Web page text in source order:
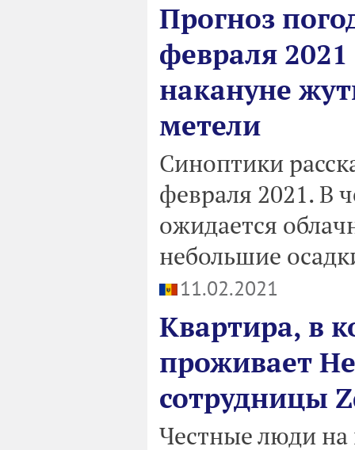
Прогноз
февраля
накануне
метели
Синоптики
февраля 2021. В
ожидается
небольшие
11.02.2021
Квартира, в
проживает
сотрудницы
Честные люди на